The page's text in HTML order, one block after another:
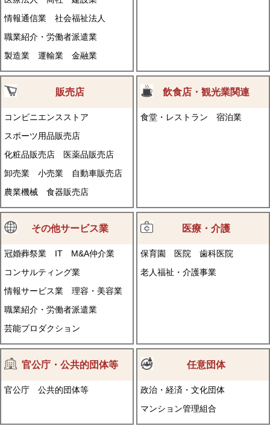
情報通信業
社会福祉法人
職業紹介・労働者派遣業
製造業
運輸業 金融業
販売店
コンビニエンスストア
スポーツ用品販売店
化粧品販売店
医薬品販売店
卸売業
小売業
自動車販売店
農業機械
食器販売店
飲食店・観光業関連
食堂・レストラン 宿泊業
その他サービス業
冠婚葬祭業 IT
M&A仲介業
コンサルティング業
情報サービス業
理容・美容業
職業紹介・労働者派遣業
芸能プロダクション
医療・介護
保育園 医院
歯科医院
老人福祉・介護事業
官公庁・公共的団体等
官公庁 公共的団体等
任意団体
政治・経済・文化団体
マンション管理組合